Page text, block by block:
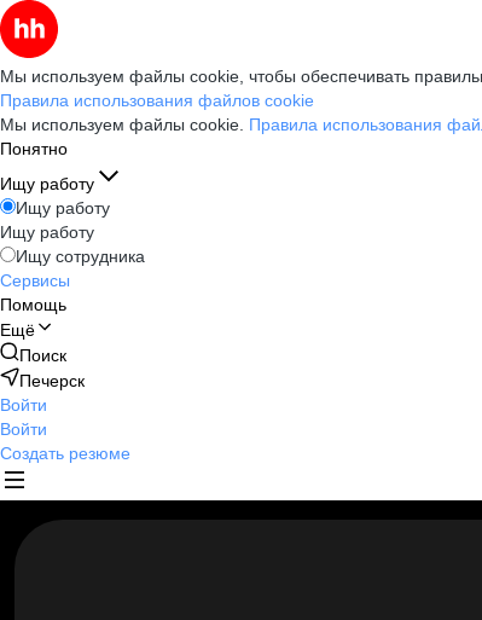
Мы используем файлы cookie, чтобы обеспечивать
Правила использования файлов cookie
Мы используем файлы cookie. Правила использования
Понятно
Ищу работу
Ищу работу
Ищу работу
Ищу сотрудника
Сервисы
Помощь
Ещё
Поиск
Печерск
Войти
Войти
Создать резюме